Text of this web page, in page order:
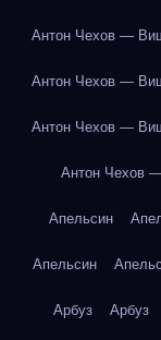
Антон Чехов —
Антон Чехов —
Антон Чехов —
Антон Чехов
Апельсин
Апельсин
Арбуз Арбуз